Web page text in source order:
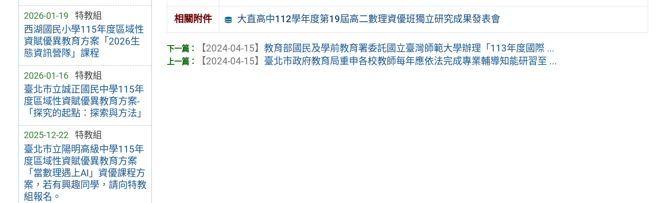
2026-01-19 特教組
西湖國民小學115年度區域性
資賦優異教育方案「2026生
態資訊營隊」課程
2026-01-16 特教組
臺北市立誠正國民中學115年
度區域性資賦優異教育方案-
「探究的起點：探索與方法」
2025-12-22 特教組
臺北市立陽明高級中學115年
度區域性資賦優異教育方案
「當數理遇上AI」資優課程方
案，若有興趣同學，請向特教
組報名。
相關附件 大直高中112學年度第19屆高二數理資優班獨立研究成果發表會
【2024-04-15】教育部國民及學前教育署委託國立臺灣師範大學辦理「113年度國際 ...
【2024-04-15】 臺北市政府教育局重申各校教師每年應依法完成專業輔導知能研習至 ...